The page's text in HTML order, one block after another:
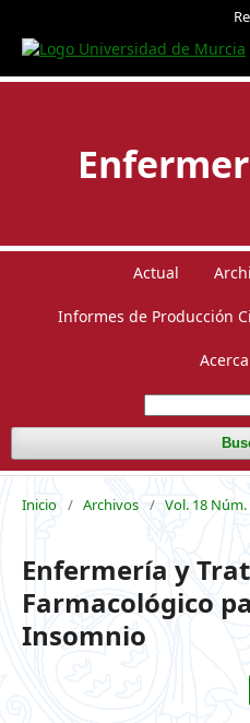
Actual
Informes de Producción
Inicio / Archivos / Vol. 18
Enfermería y
Farmacológico
Insomnio